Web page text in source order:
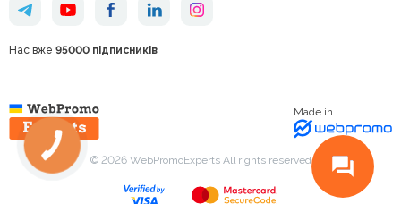
Нас вже 95000 підписників
Made in
© 2026 WebPromoExperts All rights reserved
КНОПКА
ЗВ'ЯЗКУ